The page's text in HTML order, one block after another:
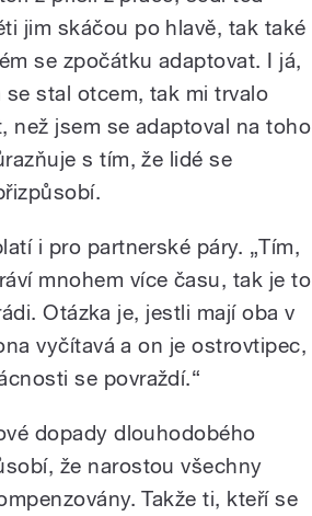
jim skáčou po hlavě, tak také
se zpočátku adaptovat. I já,
se stal otcem, tak mi trvalo
než jsem se adaptoval na toho
s tím, že lidé se
i pro partnerské páry. „Tím,
mnohem více času, tak je to
Otázka je, jestli mají oba v
vyčítavá a on je ostrovtipec,
se povraždí.“
dopady dlouhodobého
že narostou všechny
Takže ti, kteří se